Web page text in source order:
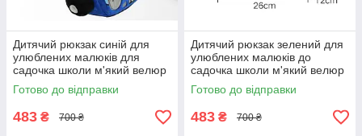
Дитячий рюкзак синій для
улюблених малюків для
садочка школи м'який велюр
машинка "Поліція" маленький
унісекс
Готово до відправки
483 ₴ 700 ₴
Дитячий рюкзак зелений для
улюблених малюків до
садочка школи м'який велюр
машинка Джип маленький
унісекс
Готово до відправки
483 ₴ 700 ₴